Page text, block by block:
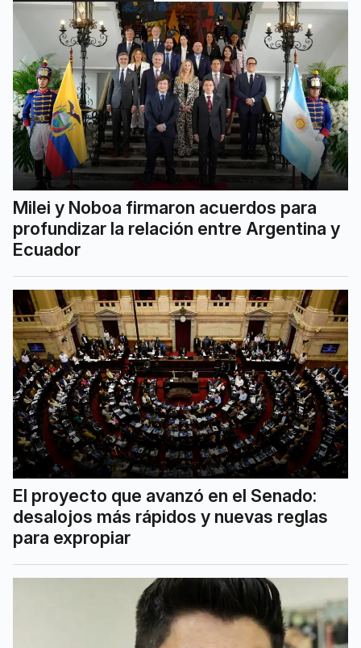
Milei y Noboa firmaron acuerdos para
profundizar la relación entre Argentina y
Ecuador
El proyecto que avanzó en el Senado:
desalojos más rápidos y nuevas reglas
para expropiar